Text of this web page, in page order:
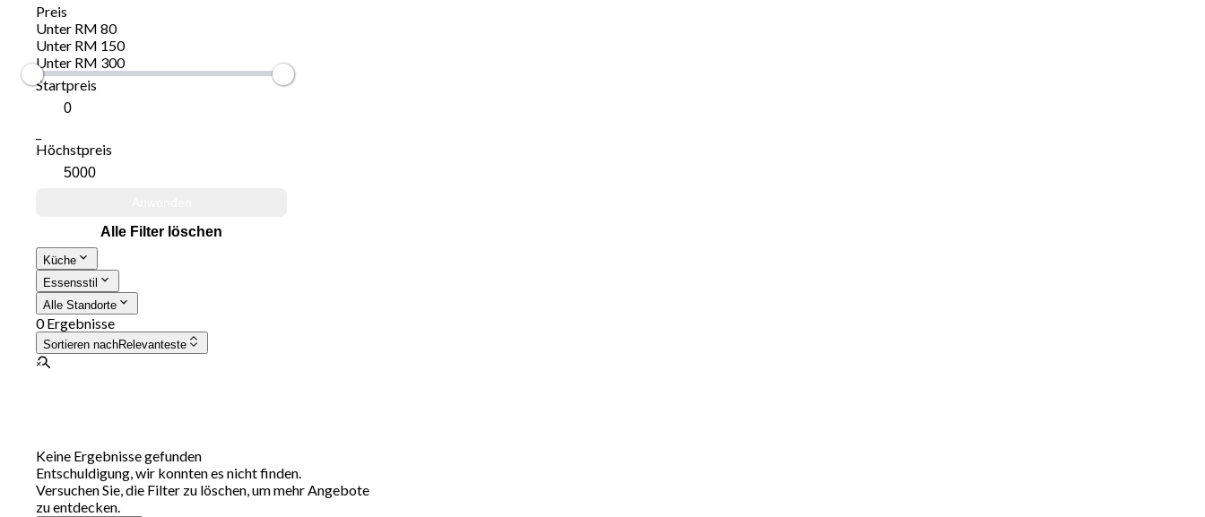
Preis
Unter RM 80
Unter RM 150
Unter RM 300
Startpreis
Höchstpreis
Alle Filter löschen
Küche
Essensstil
Alle Standorte
0 Ergebnisse
Sortieren nachRelevanteste
Keine Ergebnisse gefunden
Entschuldigung, wir konnten es nicht finden.
Versuchen Sie, die Filter zu löschen, um mehr Angebote
zu entdecken.